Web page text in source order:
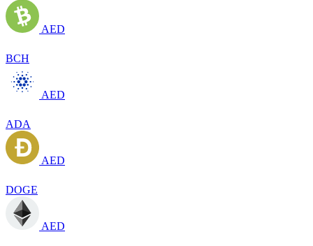
AED
BCH
AED
ADA
AED
DOGE
AED